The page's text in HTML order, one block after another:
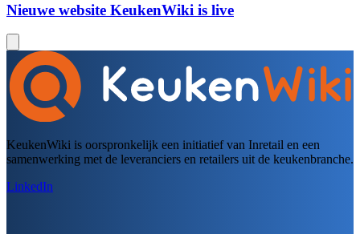
Nieuwe website KeukenWiki is live
KeukenWiki is oorspronkelijk een initiatief van Inretail en een
samenwerking met de leveranciers en retailers uit de keukenbranche.
LinkedIn